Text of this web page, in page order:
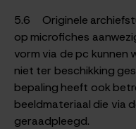
5.6 Originele
op microfiches
vorm via de pc kunnen
niet ter beschikking
bepaling heeft ook
beeldmateriaal die via
geraadpleegd.